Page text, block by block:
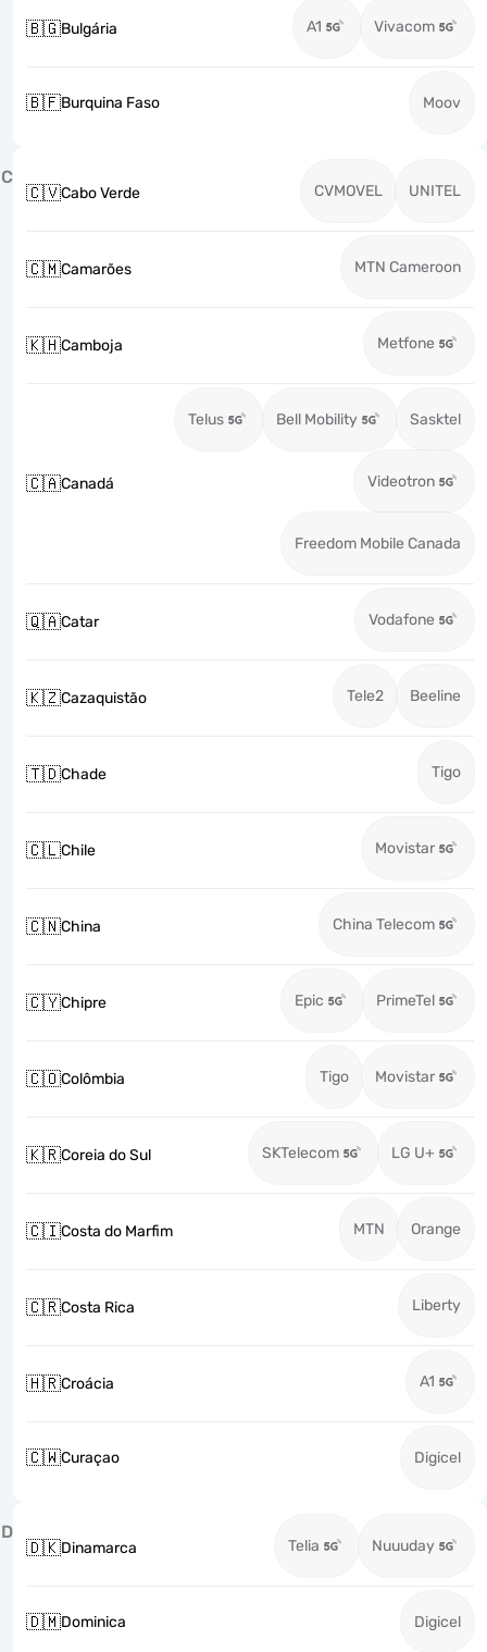
🇧🇬Bulgária A1 Vivacom
🇧🇫Burquina Faso Moov
C
🇨🇻Cabo Verde CVMOVEL UNITEL
🇨🇲Camarões MTN Cameroon
🇰🇭Camboja Metfone
🇨🇦Canadá
Telus Bell Mobility Sasktel
Videotron
Freedom Mobile Canada
🇶🇦Catar Vodafone
🇰🇿Cazaquistão Tele2 Beeline
🇹🇩Chade Tigo
🇨🇱Chile Movistar
🇨🇳China China Telecom
🇨🇾Chipre Epic PrimeTel
🇨🇴Colômbia Tigo Movistar
🇰🇷Coreia do Sul SKTelecom LG U+
🇨🇮Costa do Marfim MTN Orange
🇨🇷Costa Rica Liberty
🇭🇷Croácia A1
🇨🇼Curaçao Digicel
D
🇩🇰Dinamarca Telia Nuuuday
🇩🇲Dominica Digicel